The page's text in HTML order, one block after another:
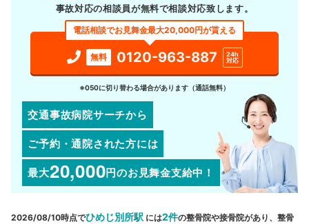
事故対応の相談員が無料で相談対応致します。
電話相談でお見舞金最大20,000円が貰える
無料 0120-963-887
24h
対応
※050に切り替わる場合があります（通話無料）
交通事故病院サーチから
ご予約・通院された方には
最大20,000円のお見舞金支給中！
2026/08/10時点でひめじ別所駅 には2件の整骨院や接骨院があり、整骨